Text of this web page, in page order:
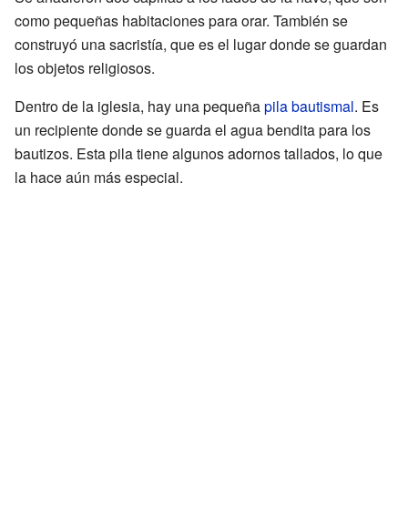
como pequeñas habitaciones para orar. También se
construyó una sacristía, que es el lugar donde se guardan
los objetos religiosos.
Dentro de la iglesia, hay una pequeñapila bautismal. Es
un recipiente donde se guarda el agua bendita para los
bautizos. Esta pila tiene algunos adornos tallados, lo que
la hace aún más especial.